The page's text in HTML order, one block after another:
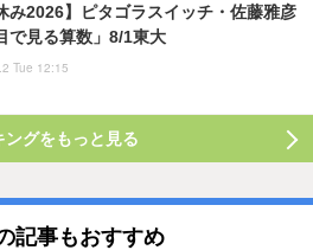
み2026】ピタゴラスイッチ・佐藤雅彦
で見る算数」8/1東大
Tue 12:15
ングをもっと見る
記事もおすすめ